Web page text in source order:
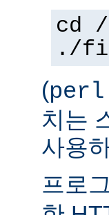
cd
./
(perl
치는
사용
프로